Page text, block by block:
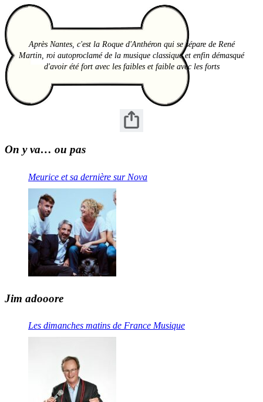
Après Nantes, c'est la Roque d'Anthéron qui se sépare de René
Martin, roi autoproclamé de la musique classique et enfin démasqué
d'avoir été fort avec les faibles et faible avec les forts
On y va… ou pas
Meurice et sa dernière sur Nova
Jim adooore
Les dimanches matins de France Musique